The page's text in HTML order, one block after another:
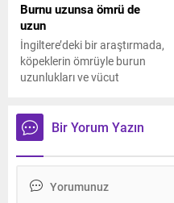
Burnu uzunsa ömrü de
uzun
İngiltere’deki bir araştırmada,
köpeklerin ömrüyle burun
uzunlukları ve vücut
Bir Yorum Yazın